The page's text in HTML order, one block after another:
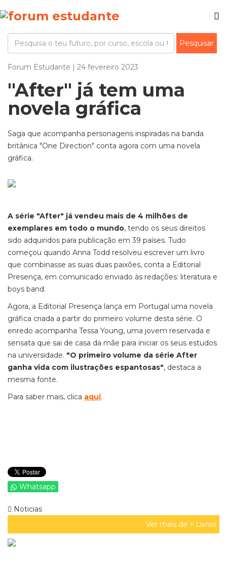
Forum Estudante | 24 fevereiro 2023
"After" já tem uma
novela gráfica
Saga que acompanha personagens inspiradas na banda
britânica "One Direction" conta agora com uma novela
gráfica.
A série "After" já vendeu mais de 4 milhões de
exemplares em todo o mundo, tendo os seus direitos
sido adquiridos para publicação em 39 países. Tudo
começou quando Anna Todd resolveu escrever um livro
que combinasse as suas duas paixões, conta a Editorial
Presença, em comunicado enviado às redações: literatura e
boys band.
Agora, a Editorial Presença lança em Portugal uma novela
gráfica criada a partir do primeiro volume desta série. O
enredo acompanha Tessa Young, uma jovem reservada e
sensata que sai de casa da mãe para iniciar os seus estudos
na universidade. "O primeiro volume da série After
ganha vida com ilustrações espantosas", destaca a
mesma fonte.
Para saber mais, clica aqui.
Whatsapp
Noticias
Ver mais de > Livros